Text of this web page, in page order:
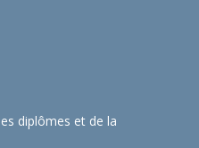
diplômes et de la